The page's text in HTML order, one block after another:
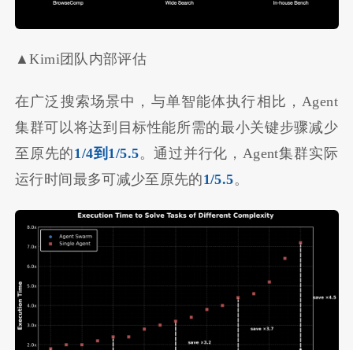
▲Kimi团队内部评估
在广泛搜索场景中，与单智能体执行相比，Agent
集群可以将达到目标性能所需的最小关键步骤减少
至原先的1/4到1/5.5。通过并行化，Agent集群实际
运行时间最多可减少至原先的1/5.5。